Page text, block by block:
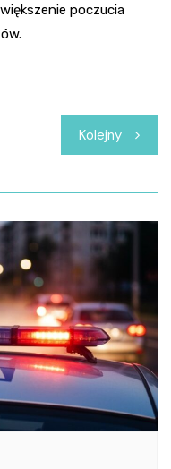
poczucia
Kolejny